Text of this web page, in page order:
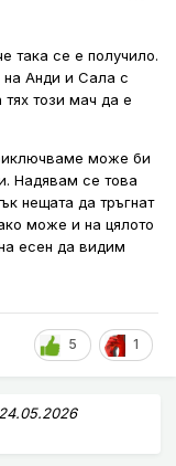
така се е получило.
на Анди и Сала с
този мач да е
може би
Надявам се това
нещата да тръгнат
може и на цялото
есен да видим
5 1
24.05.2026